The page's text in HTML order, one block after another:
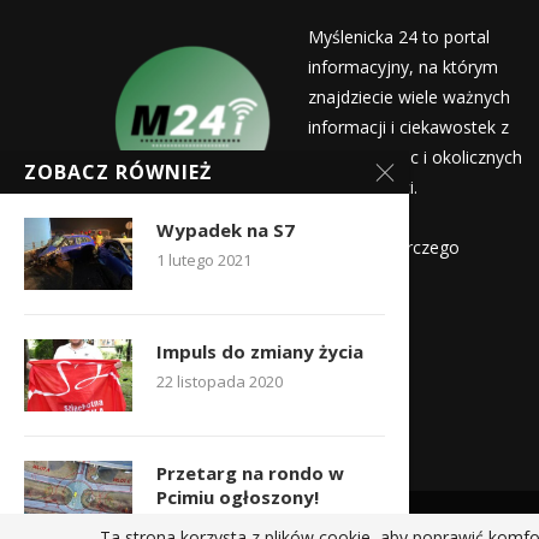
Myślenicka 24 to portal
informacyjny, na którym
znajdziecie wiele ważnych
informacji i ciekawostek z
życia Myślenic i okolicznych
miejscowości.
Myślenicka Agencja Rozwoju Gospodarczego
redakcja@myslenicka24.pl
ZOBACZ RÓWNIEŻ
Wypadek na S7
1 lutego 2021
Impuls do zmiany życia
22 listopada 2020
Przetarg na rondo w
Pcimiu ogłoszony!
7 kwietnia 2021